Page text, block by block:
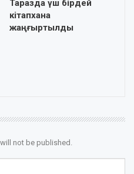
Таразда үш бірдей
кітапхана
жаңғыртылды
not be published.